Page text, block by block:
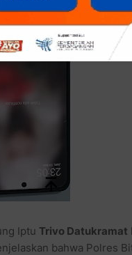
Iptu Trivo Datukramat
bahwa Polres